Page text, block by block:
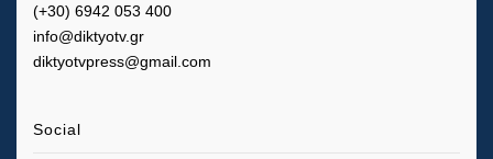
(+30) 6942 053 400
info@diktyotv.gr
diktyotvpress@gmail.com
Social